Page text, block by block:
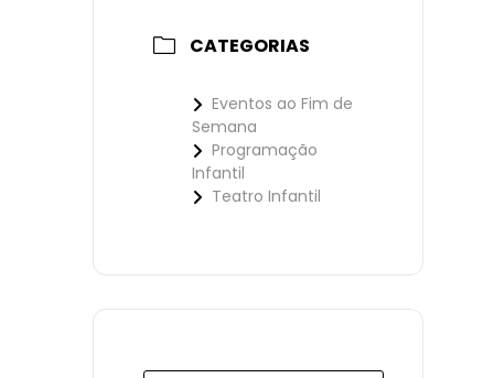
CATEGORIAS
Eventos ao Fim de
Semana
Programação
Infantil
Teatro Infantil